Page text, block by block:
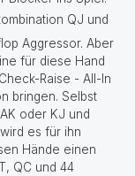
QJ und
Aggressor. Aber
für diese Hand
Raise - All-In
bringen. Selbst
oder KJ und
es für ihn
Hände einen
QC und 44